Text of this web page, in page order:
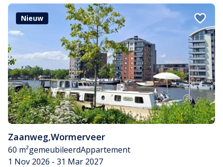
Nieuw
Zaanweg,Wormerveer
60 m²gemeubileerdAppartement
1 Nov 2026 - 31 Mar 2027